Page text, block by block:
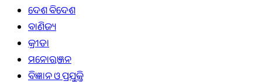
ଦେଶ ବିଦେଶ
ବାଣିଜ୍ୟ
କ୍ରୀଡା
ମନୋରଞ୍ଜନ
ବିଜ୍ଞାନ ଓ ପ୍ରଯୁକ୍ତି